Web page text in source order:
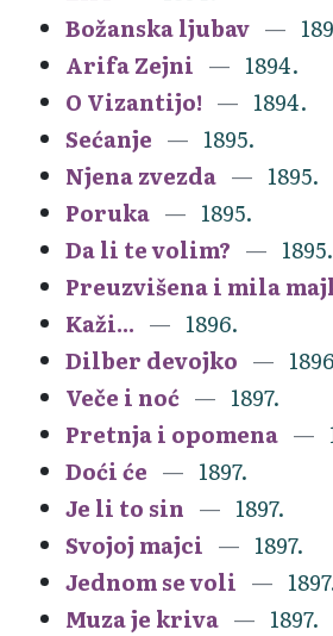
Božanska ljubav
Arifa Zejni
1894.
O Vizantijo!
1894.
Sećanje
1895.
Njena zvezda
1895.
Poruka
1895.
Da li te volim?
1895.
Preuzvišena i mila
Kaži...
1896.
Dilber devojko
Veče i noć
1897.
Pretnja i opomena
Doći će
1897.
Je li to sin
1897.
Svojoj majci
1897.
Jednom se voli
Muza je kriva
1897.